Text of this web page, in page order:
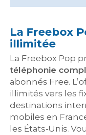
La Freebox
illimitée
La Freebox Pop
téléphonie
abonnés Free.
illimités vers les
destinations
mobiles en
les États-Unis.